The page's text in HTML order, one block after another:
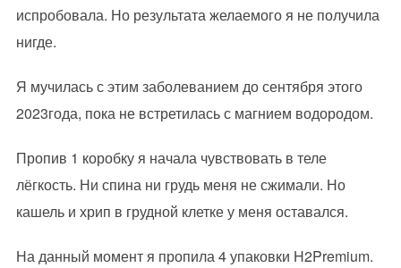
испробовала. Но результата желаемого я не получила
нигде.
Я мучилась с этим заболеванием до сентября этого
2023года, пока не встретилась с магнием водородом.
Пропив 1 коробку я начала чувствовать в теле
лёгкость. Ни спина ни грудь меня не сжимали. Но
кашель и хрип в грудной клетке у меня оставался.
На данный момент я пропила 4 упаковки H2Premium.